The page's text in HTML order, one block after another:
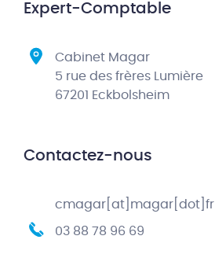
Expert-Comptable
Cabinet Magar
5 rue des frères Lumière
67201 Eckbolsheim
Contactez-nous
cmagar[at]magar[dot]fr
03 88 78 96 69